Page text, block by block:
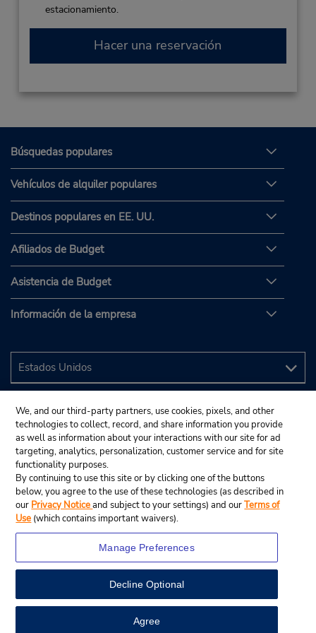
View Map
estacionamiento.
Hacer una reservación
Búsquedas populares
Vehículos de alquiler populares
Destinos populares en EE. UU.
Afiliados de Budget
Asistencia de Budget
Información de la empresa
© 2024 Budget Rent A Car System, Inc.
We, and our third-party partners, use cookies, pixels, and other
technologies to collect, record, and share information you provide
as well as information about your interactions with our site for ad
targeting, analytics, personalization, customer service and for site
functionality purposes.
By continuing to use this site or by clicking one of the buttons
below, you agree to the use of these technologies (as described in
our Privacy Noticeand subject to your settings) and ourTerms of
Use (which contains important waivers).
Manage Preferences
Decline Optional
Agree